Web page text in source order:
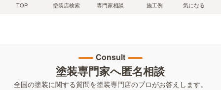
TOP 塗装店検索 専門家相談 施工例 気になる
Consult
塗装専門家へ匿名相談
全国の塗装に関する質問を塗装専門店のプロがお答えします。